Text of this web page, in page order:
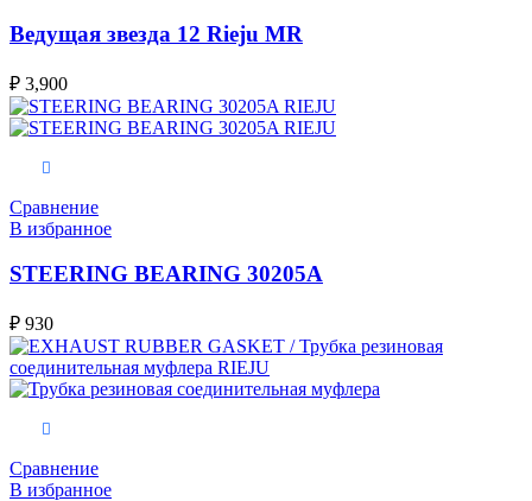
Ведущая звезда 12 Rieju MR
₽ 3,900
Сравнение
В избранное
STEERING BEARING 30205A
₽ 930
Сравнение
В избранное